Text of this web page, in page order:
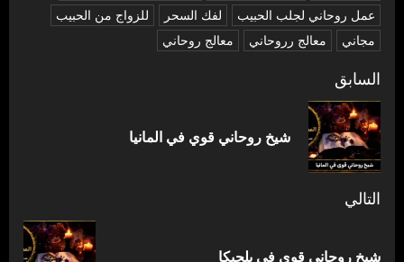
عمل روحاني لجلب الحبيب
لفك السحر
للزواج من الحبيب
مجاني
معالج رروحاني معالج روحاني
تصفّح
المقالات
السابق
شيخ روحاني قوي في المانيا
التالي
المقالة
شيخ روحاني قوي في بلجيكا